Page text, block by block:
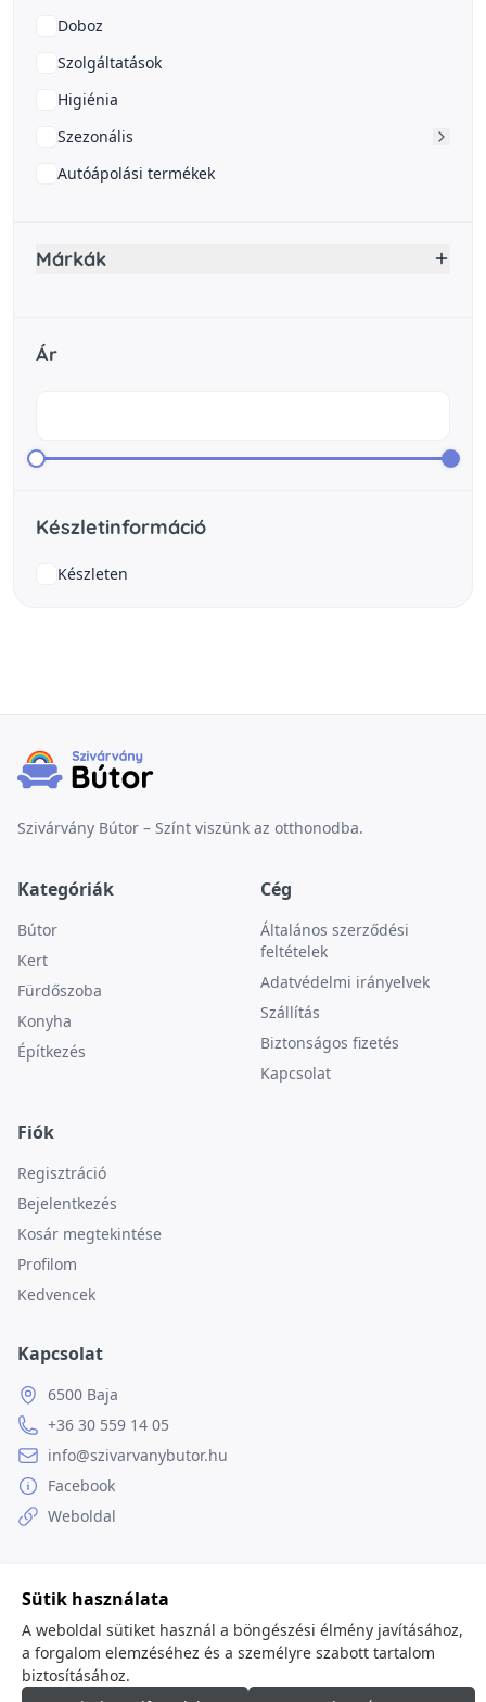
Doboz
Szolgáltatások
Higiénia
Szezonális
Autóápolási termékek
Márkák
Ár
Készletinformáció
Készleten
Szivárvány Bútor – Színt viszünk az otthonodba.
Kategóriák
Bútor
Kert
Fürdőszoba
Konyha
Építkezés
Cég
Általános szerződési
feltételek
Adatvédelmi irányelvek
Szállítás
Biztonságos fizetés
Kapcsolat
Fiók
Regisztráció
Bejelentkezés
Kosár megtekintése
Profilom
Kedvencek
Kapcsolat
6500 Baja
+36 30 559 14 05
info@szivarvanybutor.hu
Facebook
Weboldal
© 2026minden jog fenntartva.
Sütik használata
A weboldal sütiket használ a böngészési élmény javításához,
a forgalom elemzéséhez és a személyre szabott tartalom
biztosításához.